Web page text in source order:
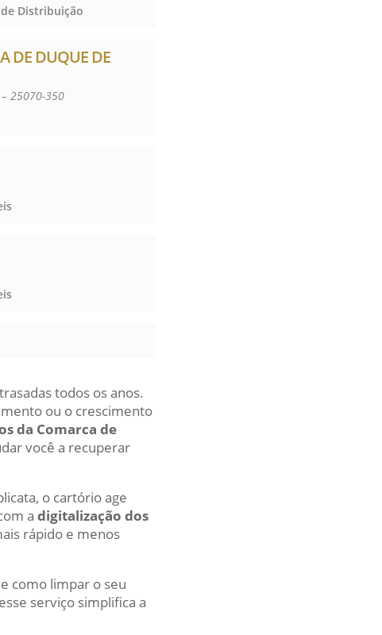
Distribuição
DE DUQUE DE
– 25070-350
todos os anos.
ou o crescimento
da Comarca de
você a recuperar
o cartório age
a digitalização dos
rápido e menos
como limpar o seu
serviço simplifica a